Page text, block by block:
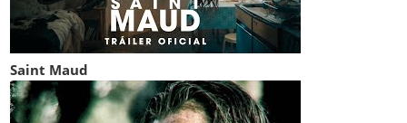
Saint Maud